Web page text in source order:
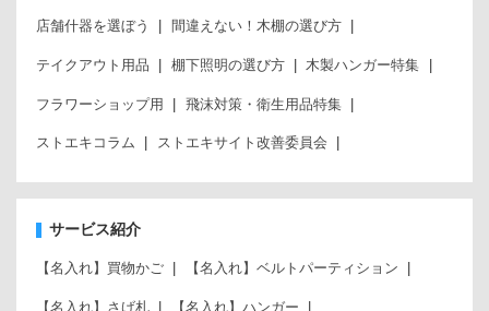
店舗什器を選ぼう 間違えない！木棚の選び方
テイクアウト用品 棚下照明の選び方 木製ハンガー特集
フラワーショップ用 飛沫対策・衛生用品特集
ストエキコラム ストエキサイト改善委員会
サービス紹介
【名入れ】買物かご 【名入れ】ベルトパーティション
【名入れ】さげ札 【名入れ】ハンガー